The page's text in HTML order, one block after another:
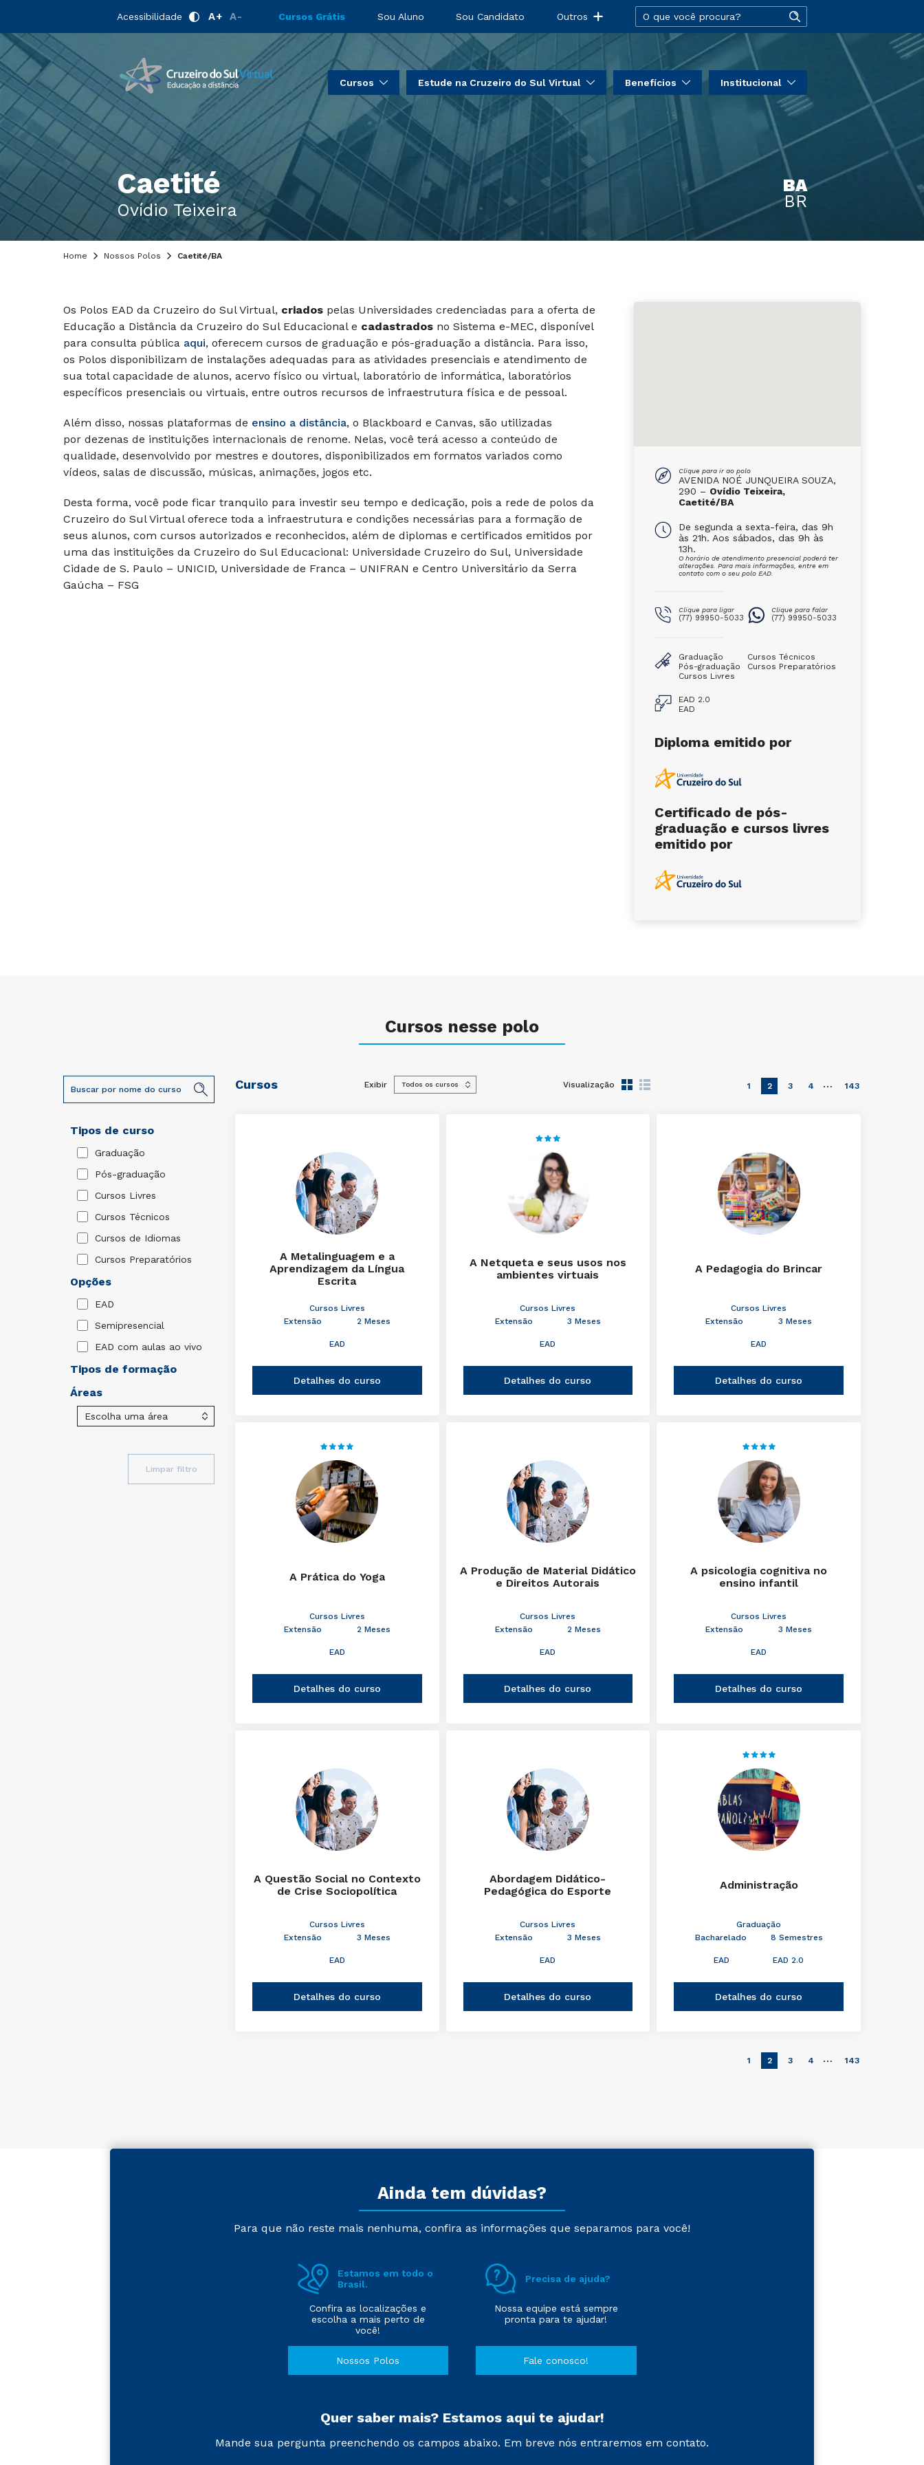
Acessibilidade A+ A- Cursos Grátis Sou Aluno Sou Candidato Outros
Cursos Estude na Cruzeiro do Sul Virtual Benefícios Institucional
Caetité
Ovídio Teixeira
BA
BR
Home Nossos Polos Caetité/BA
Os Polos EAD da Cruzeiro do Sul Virtual, criados pelas Universidades credenciadas para a oferta de
Educação a Distância da Cruzeiro do Sul Educacional e cadastrados no Sistema e-MEC, disponível
para consulta pública aqui, oferecem cursos de graduação e pós-graduação a distância. Para isso,
os Polos disponibilizam de instalações adequadas para as atividades presenciais e atendimento de
sua total capacidade de alunos, acervo físico ou virtual, laboratório de informática, laboratórios
específicos presenciais ou virtuais, entre outros recursos de infraestrutura física e de pessoal.
Além disso, nossas plataformas de ensino a distância, o Blackboard e Canvas, são utilizadas
por dezenas de instituições internacionais de renome. Nelas, você terá acesso a conteúdo de
qualidade, desenvolvido por mestres e doutores, disponibilizados em formatos variados como
vídeos, salas de discussão, músicas, animações, jogos etc.
Desta forma, você pode ficar tranquilo para investir seu tempo e dedicação, pois a rede de polos da
Cruzeiro do Sul Virtual oferece toda a infraestrutura e condições necessárias para a formação de
seus alunos, com cursos autorizados e reconhecidos, além de diplomas e certificados emitidos por
uma das instituições da Cruzeiro do Sul Educacional: Universidade Cruzeiro do Sul, Universidade
Cidade de S. Paulo – UNICID, Universidade de Franca – UNIFRAN e Centro Universitário da Serra
Gaúcha – FSG
Clique para ir ao polo
AVENIDA NOÉ JUNQUEIRA SOUZA,
290 – Ovídio Teixeira,
Caetité/BA
De segunda a sexta-feira, das 9h
às 21h. Aos sábados, das 9h às
13h.
O horário de atendimento presencial poderá ter
alterações. Para mais informações, entre em
contato com o seu polo EAD.
Clique para ligar
(77) 99950-5033
Clique para falar
(77) 99950-5033
Graduação
Pós-graduação
Cursos Livres
Cursos Técnicos
Cursos Preparatórios
EAD 2.0
EAD
Diploma emitido por
Certificado de pós-
graduação e cursos livres
emitido por
Cursos nesse polo
Tipos de curso
Graduação
Pós-graduação
Cursos Livres
Cursos Técnicos
Cursos de Idiomas
Cursos Preparatórios
Opções
EAD
Semipresencial
EAD com aulas ao vivo
Tipos de formação
Áreas
Limpar filtro
Cursos Exibir Visualização 1 2 3 4 … 143
A Metalinguagem e a
Aprendizagem da Língua
Escrita
Cursos Livres
Extensão
2 Meses
EAD
Detalhes do curso
A Netqueta e seus usos nos
ambientes virtuais
Cursos Livres
Extensão
3 Meses
EAD
Detalhes do curso
A Pedagogia do Brincar
Cursos Livres
Extensão
3 Meses
EAD
Detalhes do curso
A Prática do Yoga
Cursos Livres
Extensão
2 Meses
EAD
Detalhes do curso
A Produção de Material Didático
e Direitos Autorais
Cursos Livres
Extensão
2 Meses
EAD
Detalhes do curso
A psicologia cognitiva no
ensino infantil
Cursos Livres
Extensão
3 Meses
EAD
Detalhes do curso
A Questão Social no Contexto
de Crise Sociopolítica
Cursos Livres
Extensão
3 Meses
EAD
Detalhes do curso
Abordagem Didático-
Pedagógica do Esporte
Cursos Livres
Extensão
3 Meses
EAD
Detalhes do curso
Administração
Graduação
Bacharelado
8 Semestres
EAD EAD 2.0
Detalhes do curso
1 2 3 4 … 143
Ainda tem dúvidas?
Para que não reste mais nenhuma, confira as informações que separamos para você!
Estamos em todo o
Brasil.
Confira as localizações e
escolha a mais perto de
você!
Nossos Polos
Precisa de ajuda?
Nossa equipe está sempre
pronta para te ajudar!
Fale conosco!
Quer saber mais? Estamos aqui te ajudar!
Mande sua pergunta preenchendo os campos abaixo. Em breve nós entraremos em contato.